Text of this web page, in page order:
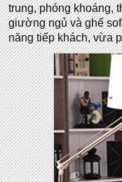
trung, phóng khoáng,
giường ngủ và ghế
năng tiếp khách, vừa